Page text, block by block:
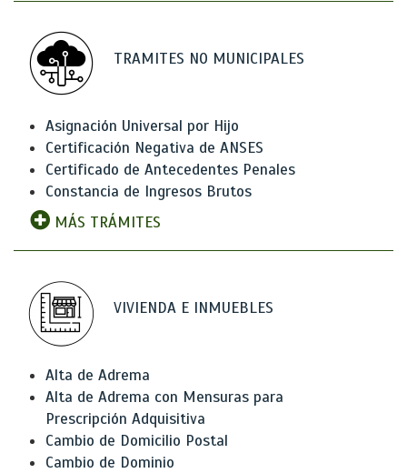
TRAMITES NO MUNICIPALES
Asignación Universal por Hijo
Certificación Negativa de ANSES
Certificado de Antecedentes Penales
Constancia de Ingresos Brutos
MÁS TRÁMITES
VIVIENDA E INMUEBLES
Alta de Adrema
Alta de Adrema con Mensuras para
Prescripción Adquisitiva
Cambio de Domicilio Postal
Cambio de Dominio